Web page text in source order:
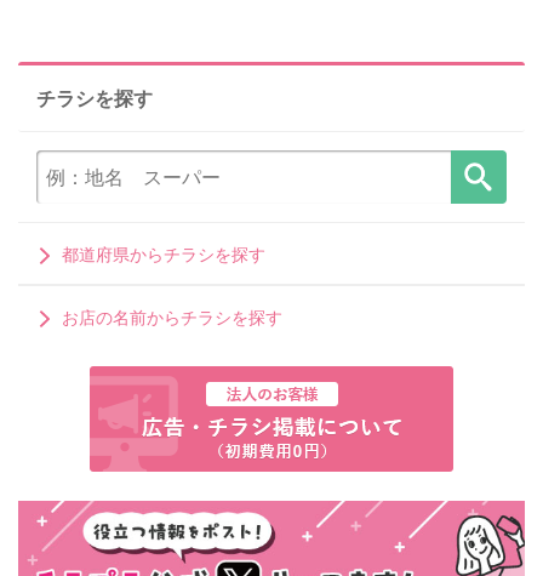
チラシを探す
都道府県からチラシを探す
お店の名前からチラシを探す